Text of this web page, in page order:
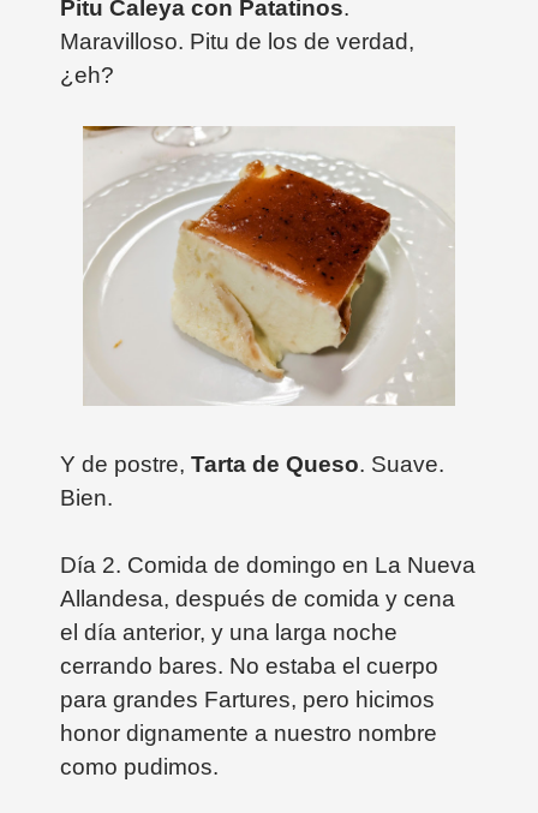
Pitu Caleya con Patatinos.
Maravilloso. Pitu de los de verdad,
¿eh?
Y de postre, Tarta de Queso. Suave.
Bien.
Día 2. Comida de domingo en La Nueva
Allandesa, después de comida y cena
el día anterior, y una larga noche
cerrando bares. No estaba el cuerpo
para grandes Fartures, pero hicimos
honor dignamente a nuestro nombre
como pudimos.